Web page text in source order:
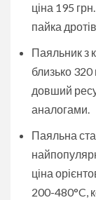
ціна 195
пайка
Паяльник з
близько 320
довший
аналогами.
Паяльна
ціна
200-480°C,